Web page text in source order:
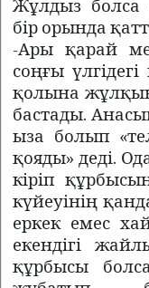
Жұлдыз болса
бір орында
-Ары қарай
соңғы
қолына
бастады.
ыза болып
қояды» деді.
кіріп
күйеуінің
еркек емес
екендігі
құрбысы